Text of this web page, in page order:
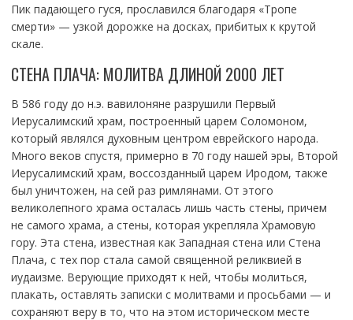
Пик падающего гуся, прославился благодаря «Тропе
смерти» — узкой дорожке на досках, прибитых к крутой
скале.
СТЕНА ПЛАЧА: МОЛИТВА ДЛИНОЙ 2000 ЛЕТ
В 586 году до н.э. вавилоняне разрушили Первый
Иерусалимский храм, построенный царем Соломоном,
который являлся духовным центром еврейского народа.
Много веков спустя, примерно в 70 году нашей эры, Второй
Иерусалимский храм, воссозданный царем Иродом, также
был уничтожен, на сей раз римлянами. От этого
великолепного храма осталась лишь часть стены, причем
не самого храма, а стены, которая укрепляла Храмовую
гору. Эта стена, известная как Западная стена или Стена
Плача, с тех пор стала самой священной реликвией в
иудаизме. Верующие приходят к ней, чтобы молиться,
плакать, оставлять записки с молитвами и просьбами — и
сохраняют веру в то, что на этом историческом месте